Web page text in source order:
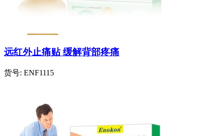
远红外止痛贴 缓解背部疼痛
货号: ENF1115